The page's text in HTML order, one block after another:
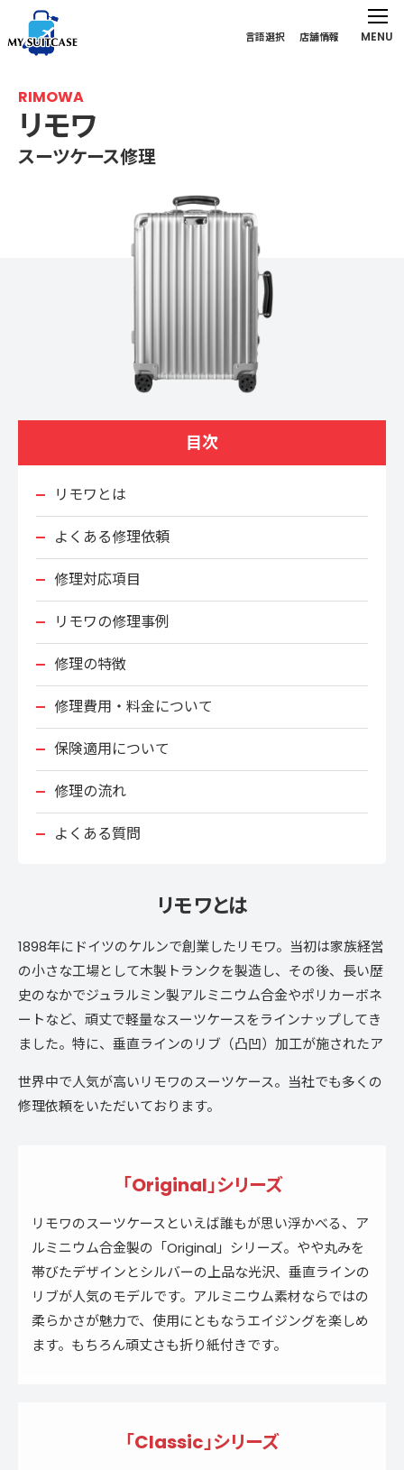
店舗情報
言語選択 MENU
RIMOWA
リモワ
スーツケース修理
目次
リモワとは
よくある修理依頼
修理対応項目
リモワの修理事例
修理の特徴
修理費用・料金について
保険適用について
修理の流れ
よくある質問
リモワとは
1898年にドイツのケルンで創業したリモワ。当初は家族経営
の小さな工場として木製トランクを製造し、その後、長い歴
史のなかでジュラルミン製アルミニウム合金やポリカーボネ
ートなど、頑丈で軽量なスーツケースをラインナップしてき
ました。特に、垂直ラインのリブ（凸凹）加工が施されたア
います。
世界中で人気が高いリモワのスーツケース。当社でも多くの
修理依頼をいただいております。
「Original」シリーズ
リモワのスーツケースといえば誰もが思い浮かべる、ア
ルミニウム合金製の「Original」シリーズ。やや丸みを
帯びたデザインとシルバーの上品な光沢、垂直ラインの
リブが人気のモデルです。アルミニウム素材ならではの
柔らかさが魅力で、使用にともなうエイジングを楽しめ
ます。もちろん頑丈さも折り紙付きです。
「Classic」シリーズ